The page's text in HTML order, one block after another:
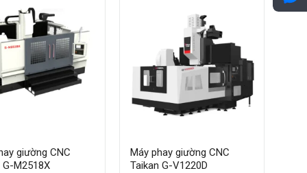
đây cũng là một trong những lý do máy CNC Taikan
giường CNC
G-M2518X
Máy phay giường CNC
Taikan G-V1220D